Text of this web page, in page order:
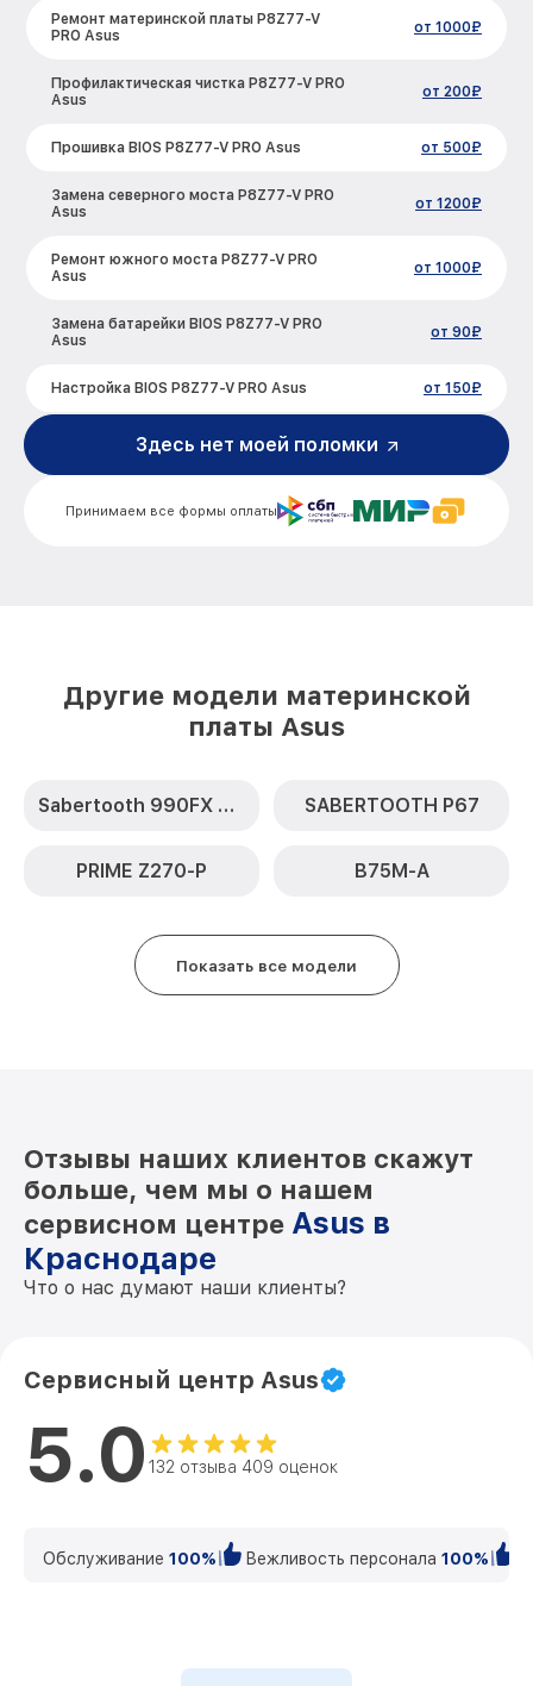
Ремонт материнской платы P8Z77-V
PRO Asus
от 1000₽
Профилактическая чистка P8Z77-V PRO
Asus
от 200₽
Прошивка BIOS P8Z77-V PRO Asus от 500₽
Замена северного моста P8Z77-V PRO
Asus
от 1200₽
Ремонт южного моста P8Z77-V PRO
Asus
от 1000₽
Замена батарейки BIOS P8Z77-V PRO
Asus
от 90₽
Настройка BIOS P8Z77-V PRO Asus от 150₽
Принимаем все формы оплаты
Здесь нет моей поломки
Другие модели материнской
платы Asus
Sabertooth 990FX R2.0 SABERTOOTH P67
PRIME Z270-P B75M-A
Показать все модели
Отзывы наших клиентов скажут
больше, чем мы о нашем
сервисном центре Asus в
Краснодаре
Что о нас думают наши клиенты?
Сервисный центр Asus
5.0 132 отзыва 409 оценок
Обслуживание 100% Вежливость персонала 100%